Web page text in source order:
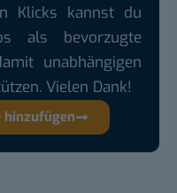
Klicks kannst du
als bevorzugte
unabhängigen
Vielen Dank!
hinzufügen